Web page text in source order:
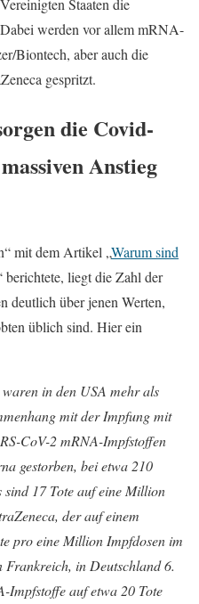
Staaten die
werden vor allem mRNA-
Biontech, aber auch die
gespritzt.
die Covid-
Anstieg
mit dem Artikel „Warum sind
berichtete, liegt die Zahl der
deutlich über jenen Werten,
üblich sind. Hier ein
in den USA mehr als
mit der Impfung mit
CoV-2 mRNA-Impfstoffen
gestorben, bei etwa 210
17 Tote auf eine Million
der auf einem
pro eine Million Impfdosen im
in Deutschland 6.
Impfstoffe auf etwa 20 Tote